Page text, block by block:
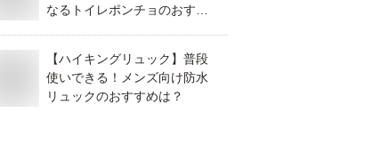
なるトイレポンチョのおすす
【ハイキングリュック】普段
使いできる！メンズ向け防水
リュックのおすすめは？